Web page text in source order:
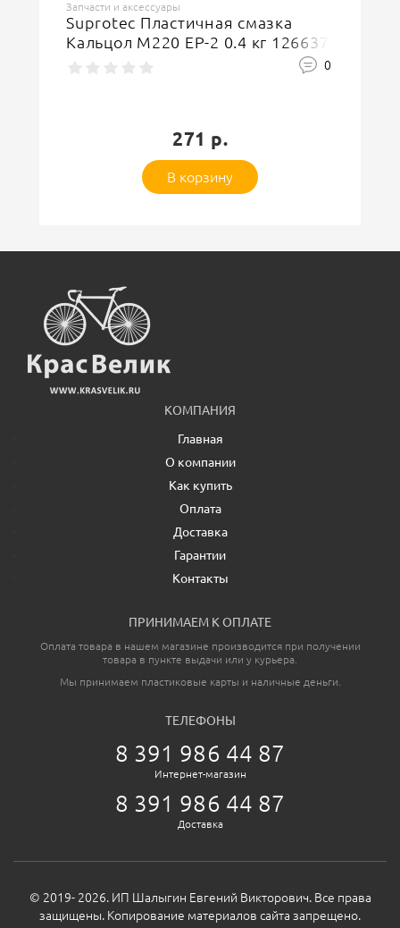
Оставить отзыв
Запчасти и аксессуары
Suprotec Пластичная смазка
Кальцол M220 EP-2 0.4 кг 126637
0
271 р.
В корзину
КОМПАНИЯ
Главная
О компании
Как купить
Оплата
Доставка
Гарантии
Контакты
ПРИНИМАЕМ К ОПЛАТЕ
Оплата товара в нашем магазине производится при получении
товара в пункте выдачи или у курьера.
Мы принимаем пластиковые карты и наличные деньги.
ТЕЛЕФОНЫ
8 391 986 44 87
Интернет-магазин
8 391 986 44 87
Доставка
© 2019- 2026. ИП Шалыгин Евгений Викторович. Все права
защищены. Копирование материалов сайта запрещено.